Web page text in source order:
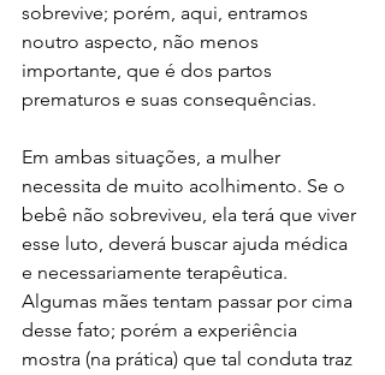
sobrevive; porém, aqui, entramos
noutro aspecto, não menos
importante, que é dos partos
prematuros e suas consequências.
Em ambas situações, a mulher
necessita de muito acolhimento. Se o
bebê não sobreviveu, ela terá que viver
esse luto, deverá buscar ajuda médica
e necessariamente terapêutica.
Algumas mães tentam passar por cima
desse fato; porém a experiência
mostra (na prática) que tal conduta traz